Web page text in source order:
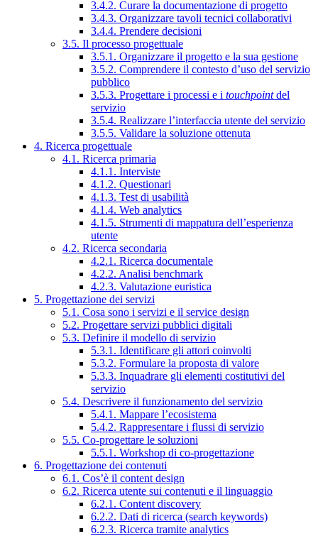
3.4.2. Curare la documentazione di progetto
3.4.3. Organizzare tavoli tecnici collaborativi
3.4.4. Prendere decisioni
3.5. Il processo progettuale
3.5.1. Organizzare il progetto e la sua gestione
3.5.2. Comprendere il contesto d’uso del servizio
pubblico
3.5.3. Progettare i processi e i touchpointdel
servizio
3.5.4. Realizzare l’interfaccia utente del servizio
3.5.5. Validare la soluzione ottenuta
4. Ricerca progettuale
4.1. Ricerca primaria
4.1.1. Interviste
4.1.2. Questionari
4.1.3. Test di usabilità
4.1.4. Web analytics
4.1.5. Strumenti di mappatura dell’esperienza
utente
4.2. Ricerca secondaria
4.2.1. Ricerca documentale
4.2.2. Analisi benchmark
4.2.3. Valutazione euristica
5. Progettazione dei servizi
5.1. Cosa sono i servizi e il service design
5.2. Progettare servizi pubblici digitali
5.3. Definire il modello di servizio
5.3.1. Identificare gli attori coinvolti
5.3.2. Formulare la proposta di valore
5.3.3. Inquadrare gli elementi costitutivi del
servizio
5.4. Descrivere il funzionamento del servizio
5.4.1. Mappare l’ecosistema
5.4.2. Rappresentare i flussi di servizio
5.5. Co-progettare le soluzioni
5.5.1. Workshop di co-progettazione
6. Progettazione dei contenuti
6.1. Cos’è il content design
6.2. Ricerca utente sui contenuti e il linguaggio
6.2.1. Content discovery
6.2.2. Dati di ricerca (search keywords)
6.2.3. Ricerca tramite analytics